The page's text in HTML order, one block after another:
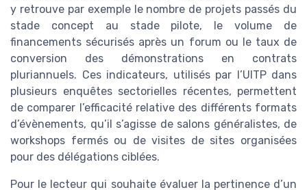
y retrouve par exemple le nombre de projets passés du
stade concept au stade pilote, le volume de
financements sécurisés après un forum ou le taux de
conversion des démonstrations en contrats
pluriannuels. Ces indicateurs, utilisés par l’UITP dans
plusieurs enquêtes sectorielles récentes, permettent
de comparer l’efficacité relative des différents formats
d’évènements, qu’il s’agisse de salons généralistes, de
workshops fermés ou de visites de sites organisées
pour des délégations ciblées.
Pour le lecteur qui souhaite évaluer la pertinence d’un